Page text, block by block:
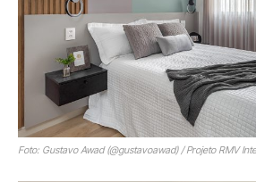
Foto: Gustavo Awad (@gustavoawad) / Projeto RMV